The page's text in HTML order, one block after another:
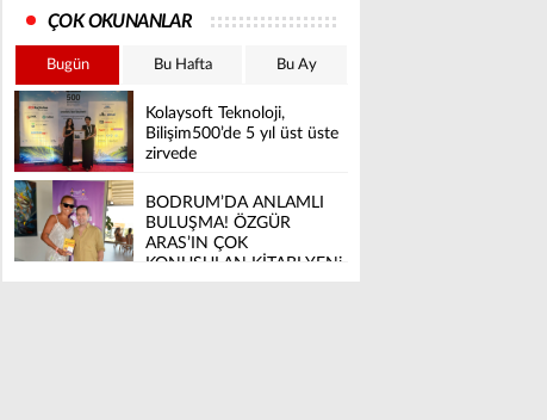
ÇOK OKUNANLAR
Bugün Bu Hafta Bu Ay
Kolaysoft Teknoloji,
Bilişim500’de 5 yıl üst üste
zirvede
BODRUM’DA ANLAMLI
BULUŞMA! ÖZGÜR
ARAS’IN ÇOK
KONUŞULAN KİTABI YENi